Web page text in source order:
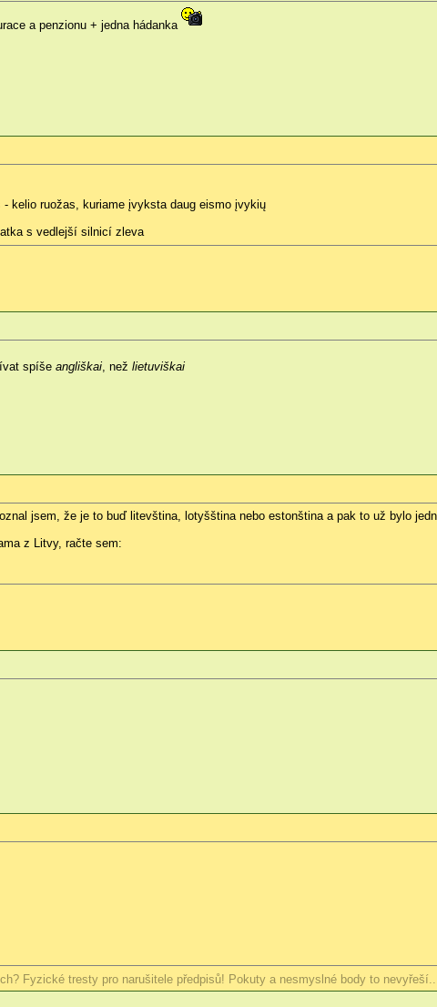
a penzionu + jedna hádanka
kelio ruožas, kuriame įvyksta daug eismo įvykių
s vedlejší silnicí zleva
spíše angliškai, než lietuviškai
jsem, že je to buď litevština, lotyšština nebo estonština a pak to už bylo
z Litvy, račte sem:
Fyzické tresty pro narušitele předpisů! Pokuty a nesmyslné body to